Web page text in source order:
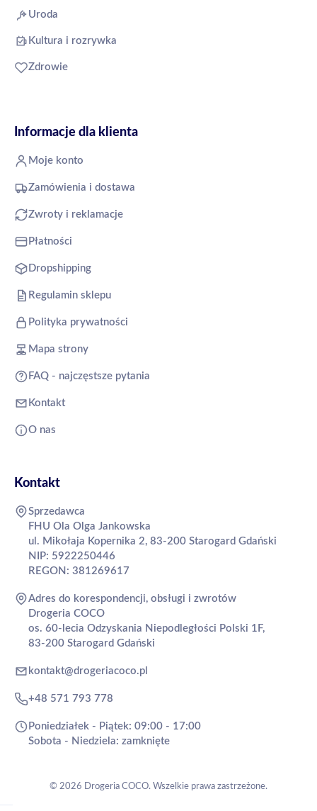
Uroda
Kultura i rozrywka
Zdrowie
Informacje dla klienta
Moje konto
Zamówienia i dostawa
Zwroty i reklamacje
Płatności
Dropshipping
Regulamin sklepu
Polityka prywatności
Mapa strony
FAQ - najczęstsze pytania
Kontakt
O nas
Kontakt
Sprzedawca
FHU Ola Olga Jankowska
ul. Mikołaja Kopernika 2, 83-200 Starogard Gdański
NIP: 5922250446
REGON: 381269617
Adres do korespondencji, obsługi i zwrotów
Drogeria COCO
os. 60-lecia Odzyskania Niepodległości Polski 1F,
83-200 Starogard Gdański
kontakt@drogeriacoco.pl
+48 571 793 778
Poniedziałek - Piątek: 09:00 - 17:00
Sobota - Niedziela: zamknięte
© 2026 Drogeria COCO. Wszelkie prawa zastrzeżone.